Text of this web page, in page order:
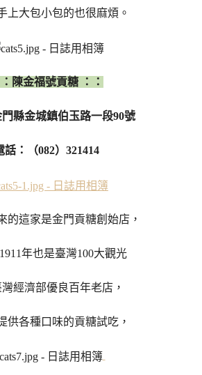
上大包小包的也很麻煩。
：陳金福號貢糖 ：：
縣金城鎮伯玉路一段90號
話：（082）321414
的這家是金門貢糖創始店，
年也是臺灣100大觀光
經濟部優良百年老店，
供各種口味的貢糖試吃，